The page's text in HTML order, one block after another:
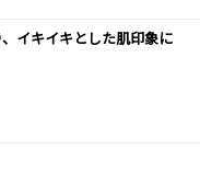
イキイキとした肌印象に